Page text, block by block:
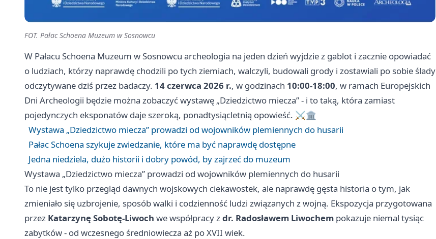
FOT. Pałac Schoena Muzeum w Sosnowcu
W Pałacu Schoena Muzeum w Sosnowcu archeologia na jeden dzień wyjdzie z gablot i zacznie opowiadać
o ludziach, którzy naprawdę chodzili po tych ziemiach, walczyli, budowali grody i zostawiali po sobie ślady
odczytywane dziś przez badaczy. 14 czerwca 2026 r., w godzinach 10:00-18:00, w ramach Europejskich
Dni Archeologii będzie można zobaczyć wystawę „Dziedzictwo miecza” - i to taką, która zamiast
pojedynczych eksponatów daje szeroką, ponadtysiącletnią opowieść. ⚔️🏛️
Wystawa „Dziedzictwo miecza” prowadzi od wojowników plemiennych do husarii
Pałac Schoena szykuje zwiedzanie, które ma być naprawdę dostępne
Jedna niedziela, dużo historii i dobry powód, by zajrzeć do muzeum
Wystawa „Dziedzictwo miecza” prowadzi od wojowników plemiennych do husarii
To nie jest tylko przegląd dawnych wojskowych ciekawostek, ale naprawdę gęsta historia o tym, jak
zmieniało się uzbrojenie, sposób walki i codzienność ludzi związanych z wojną. Ekspozycja przygotowana
przez Katarzynę Sobotę-Liwoch we współpracy zdr. Radosławem Liwochem pokazuje niemal tysiąc
zabytków - od wczesnego średniowiecza aż po XVII wiek.